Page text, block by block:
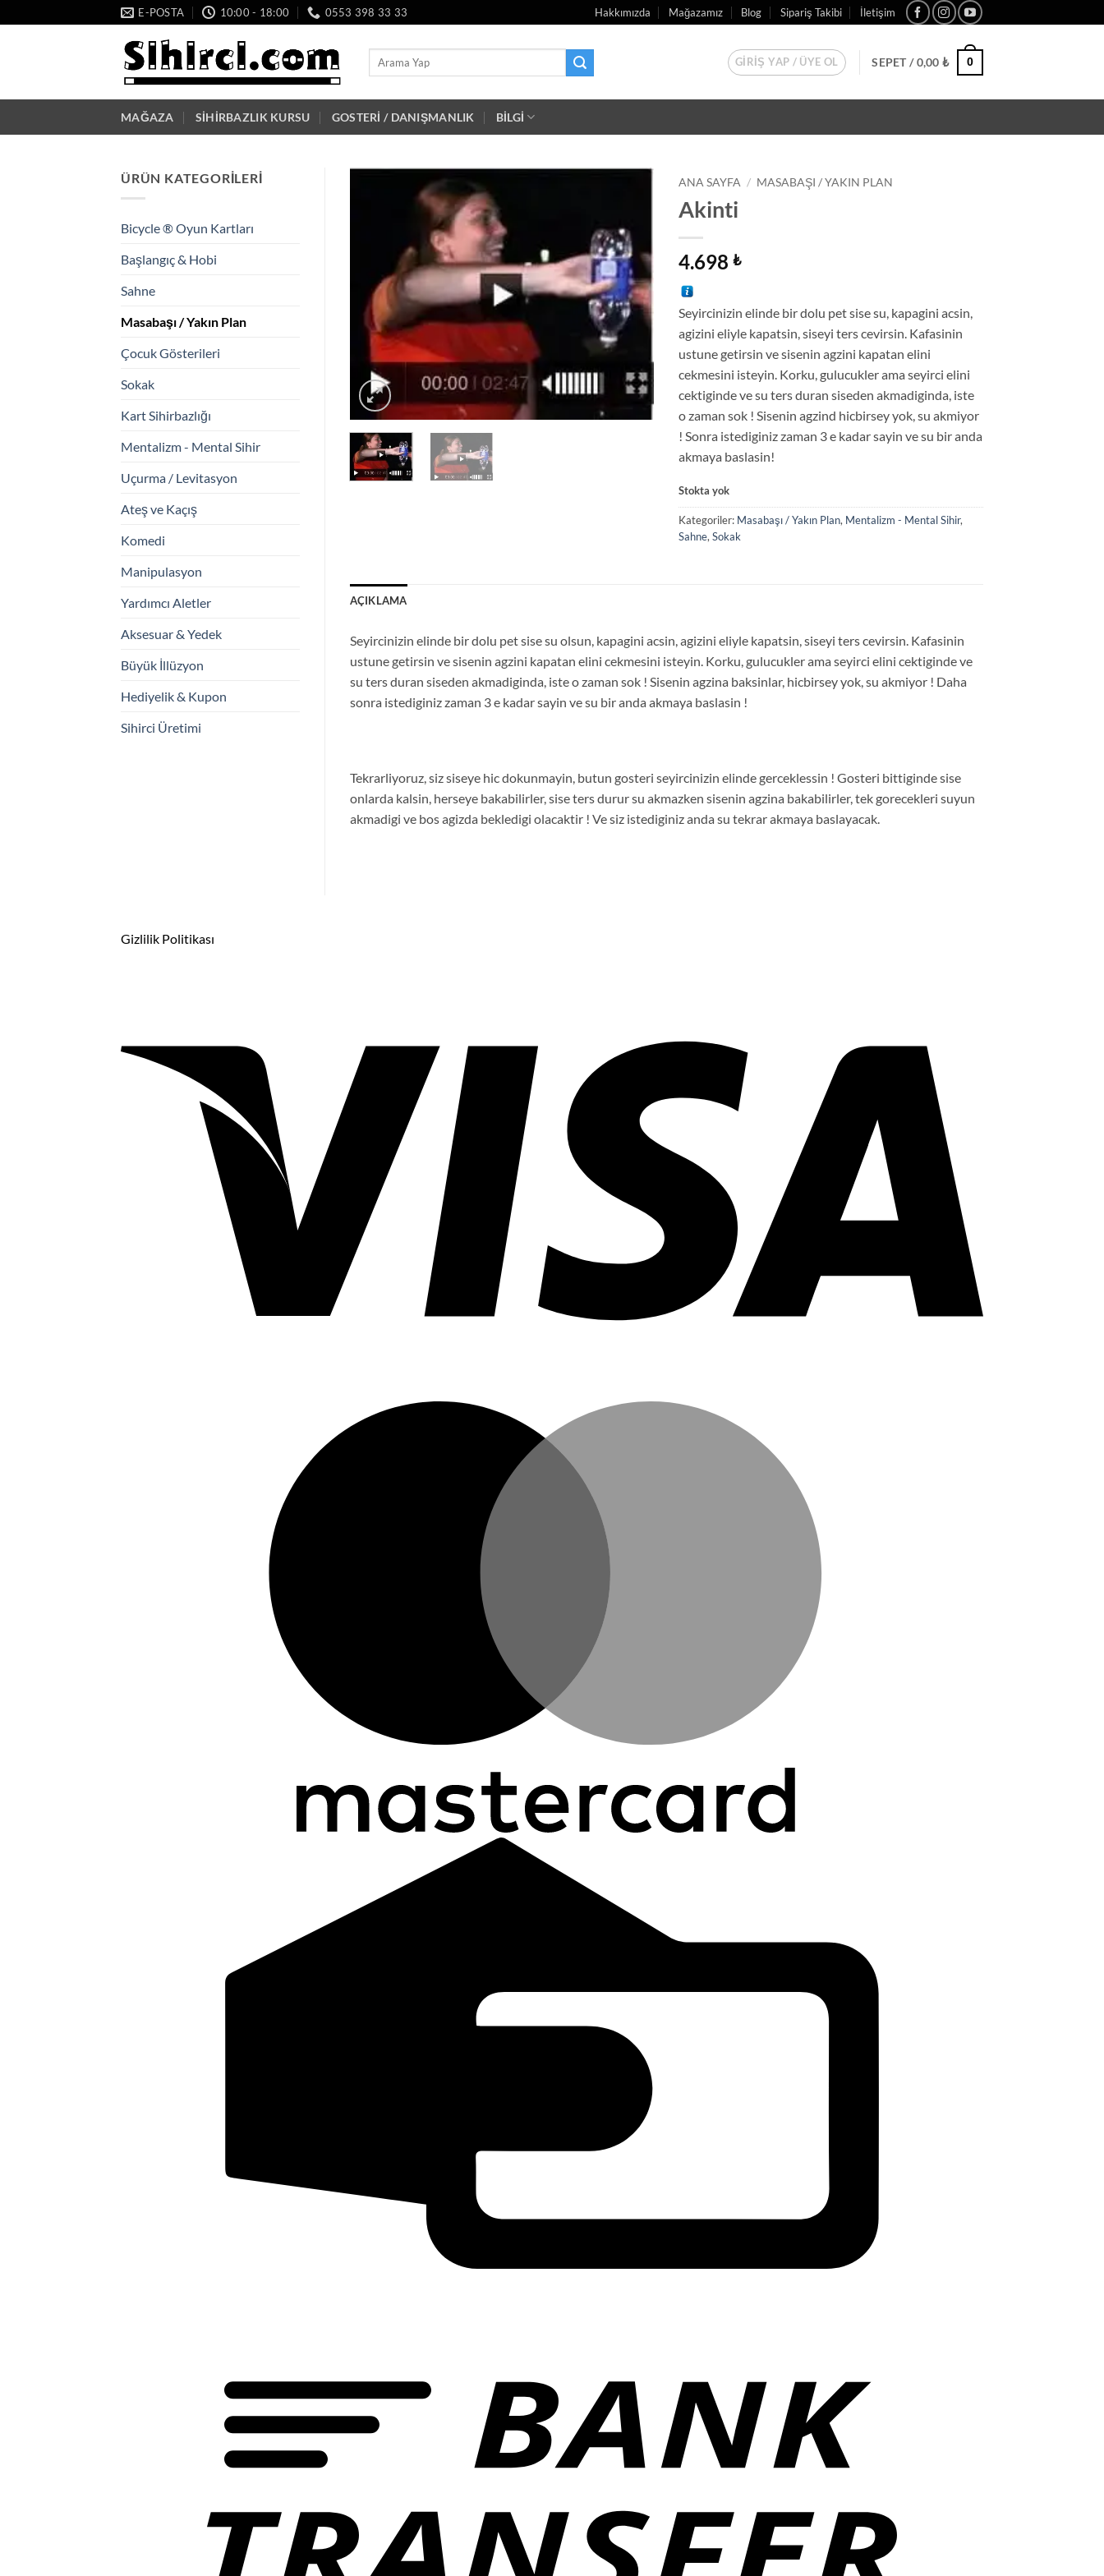
atla
E-POSTA 10:00 - 18:00 0553 398 33 33 Hakkımızda Mağazamız Blog Sipariş Takibi İletişim
Ara: GIRIŞ YAP / ÜYE OL SEPET /0,00₺ 0
MAĞAZA SIHIRBAZLIK KURSU GOSTERI / DANIŞMANLIK BİLGİ
ÜRÜN KATEGORILERI
Bicycle ® Oyun Kartları
Başlangıç & Hobi
Sahne
Masabaşı / Yakın Plan
Çocuk Gösterileri
Sokak
Kart Sihirbazlığı
Mentalizm - Mental Sihir
Uçurma / Levitasyon
Ateş ve Kaçış
Komedi
Manipulasyon
Yardımcı Aletler
Aksesuar & Yedek
Büyük İllüzyon
Hediyelik & Kupon
Sihirci Üretimi
Listeme
Ekle
ANA SAYFA / MASABAŞI / YAKIN PLAN
Akinti
4.698₺
Seyircinizin elinde bir dolu pet sise su, kapagini acsin,
agizini eliyle kapatsin, siseyi ters cevirsin. Kafasinin
ustune getirsin ve sisenin agzini kapatan elini
cekmesini isteyin. Korku, gulucukler ama seyirci elini
cektiginde ve su ters duran siseden akmadiginda, iste
o zaman sok ! Sisenin agzind hicbirsey yok, su akmiyor
! Sonra istediginiz zaman 3 e kadar sayin ve su bir anda
akmaya baslasin!
Stokta yok
Kategoriler: Masabaşı / Yakın Plan, Mentalizm - Mental Sihir,
Sahne,Sokak
AÇIKLAMA
Seyircinizin elinde bir dolu pet sise su olsun, kapagini acsin, agizini eliyle kapatsin, siseyi ters cevirsin. Kafasinin
ustune getirsin ve sisenin agzini kapatan elini cekmesini isteyin. Korku, gulucukler ama seyirci elini cektiginde ve
su ters duran siseden akmadiginda, iste o zaman sok ! Sisenin agzina baksinlar, hicbirsey yok, su akmiyor ! Daha
sonra istediginiz zaman 3 e kadar sayin ve su bir anda akmaya baslasin !
Tekrarliyoruz, siz siseye hic dokunmayin, butun gosteri seyircinizin elinde gerceklessin ! Gosteri bittiginde sise
onlarda kalsin, herseye bakabilirler, sise ters durur su akmazken sisenin agzina bakabilirler, tek gorecekleri suyun
akmadigi ve bos agizda bekledigi olacaktir ! Ve siz istediginiz anda su tekrar akmaya baslayacak.
Gizlilik Politikası